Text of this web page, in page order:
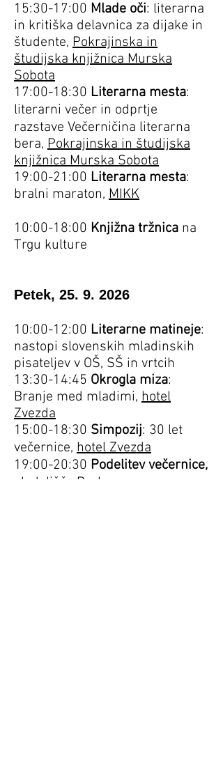
15:30-17:00 Mlade oči: literarna
in kritiška delavnica za dijake in
študente, Pokrajinska in
študijska knjižnica Murska
Sobota
17:00-18:30 Literarna mesta:
literarni večer in odprtje
razstave Večerničina literarna
bera, Pokrajinska in študijska
knjižnica Murska Sobota
19:00-21:00 Literarna mesta:
bralni maraton, MIKK
10:00-18:00 Knjižna tržnica na
Trgu kulture
Petek, 25. 9. 2026
10:00-12:00 Literarne matineje:
nastopi slovenskih mladinskih
pisateljev v OŠ, SŠ in vrtcih
13:30-14:45 Okrogla miza:
Branje med mladimi, hotel
Zvezda
15:00-18:30 Simpozij: 30 let
večernice, hotel Zvezda
19:00-20:30 Podelitev večernice,
gledališče Park